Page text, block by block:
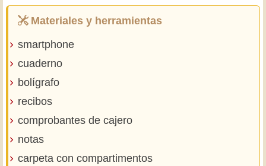
Materiales y herramientas
smartphone
cuaderno
bolígrafo
recibos
comprobantes de cajero
notas
carpeta con compartimentos